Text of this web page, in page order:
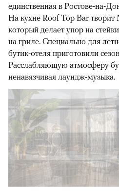
единственная в Ростове-на-
На кухне Roof Top Bar
который делает упор на
на гриле. Специально для
бутик-отеля приготовили
Расслабляющую атмосферу
ненавязчивая лаундж-музыка.